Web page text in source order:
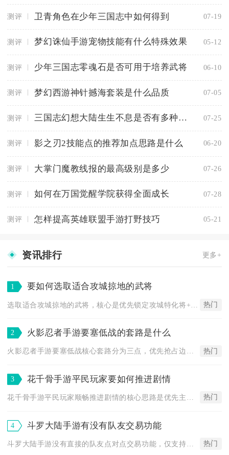
测评 卫青角色在少年三国志中如何得到 07-19
测评 梦幻诛仙手游宠物技能有什么特殊效果 05-12
测评 少年三国志零魂石是否可用于培养武将 06-10
测评 梦幻西游神针撼海套装是什么品质 07-05
测评 三国志幻想大陆生生不息是否有多种游戏模式 07-25
测评 影之刃2技能点的推荐加点思路是什么 06-20
测评 大掌门魔教线报的最高级别是多少 07-26
测评 如何在万国觉醒学院获得全面成长 07-28
测评 怎样提高英雄联盟手游打野技巧 05-21
资讯排行 更多+
1 要如何选取适合攻城掠地的武将
热门
2 火影忍者手游要塞低战的套路是什么
火影忍者手游要塞低战核心套路分为三点，优先抢占边路低级要塞刷... 热门
3 花千骨手游平民玩家要如何推进剧情
花千骨手游平民玩家顺畅推进剧情的核心思路是优先主线任务控等级... 热门
4 斗罗大陆手游有没有队友交易功能
热门